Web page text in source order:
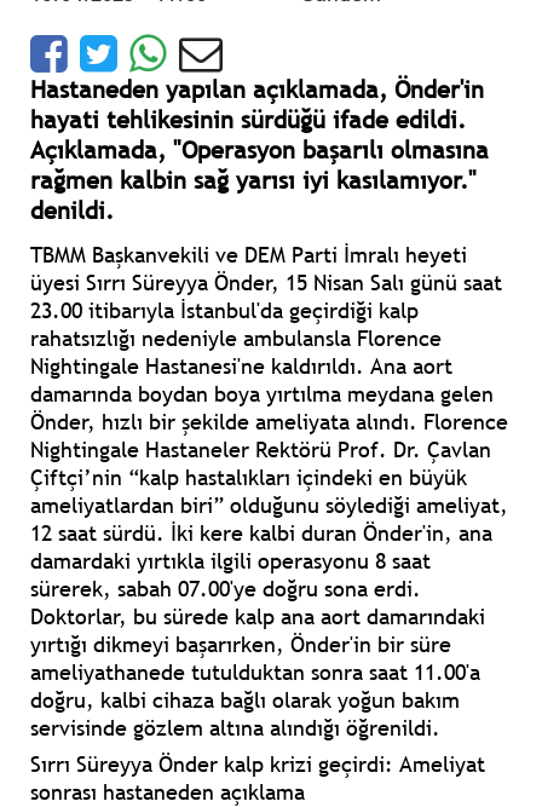
Hastaneden yapılan açıklamada, Önder'in
hayati tehlikesinin sürdüğü ifade edildi.
Açıklamada, "Operasyon başarılı olmasına
rağmen kalbin sağ yarısı iyi kasılamıyor."
denildi.
TBMM Başkanvekili ve DEM Parti İmralı heyeti
üyesi Sırrı Süreyya Önder, 15 Nisan Salı günü saat
23.00 itibarıyla İstanbul'da geçirdiği kalp
rahatsızlığı nedeniyle ambulansla Florence
Nightingale Hastanesi'ne kaldırıldı. Ana aort
damarında boydan boya yırtılma meydana gelen
Önder, hızlı bir şekilde ameliyata alındı. Florence
Nightingale Hastaneler Rektörü Prof. Dr. Çavlan
Çiftçi’nin “kalp hastalıkları içindeki en büyük
ameliyatlardan biri” olduğunu söylediği ameliyat,
12 saat sürdü. İki kere kalbi duran Önder'in, ana
damardaki yırtıkla ilgili operasyonu 8 saat
sürerek, sabah 07.00'ye doğru sona erdi.
Doktorlar, bu sürede kalp ana aort damarındaki
yırtığı dikmeyi başarırken, Önder'in bir süre
ameliyathanede tutulduktan sonra saat 11.00'a
doğru, kalbi cihaza bağlı olarak yoğun bakım
servisinde gözlem altına alındığı öğrenildi.
Sırrı Süreyya Önder kalp krizi geçirdi: Ameliyat
sonrası hastaneden açıklama